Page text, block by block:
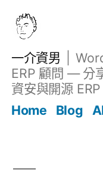
一介資男
ERP 顧問 — 分
資安與開源
Home
Blog
文章